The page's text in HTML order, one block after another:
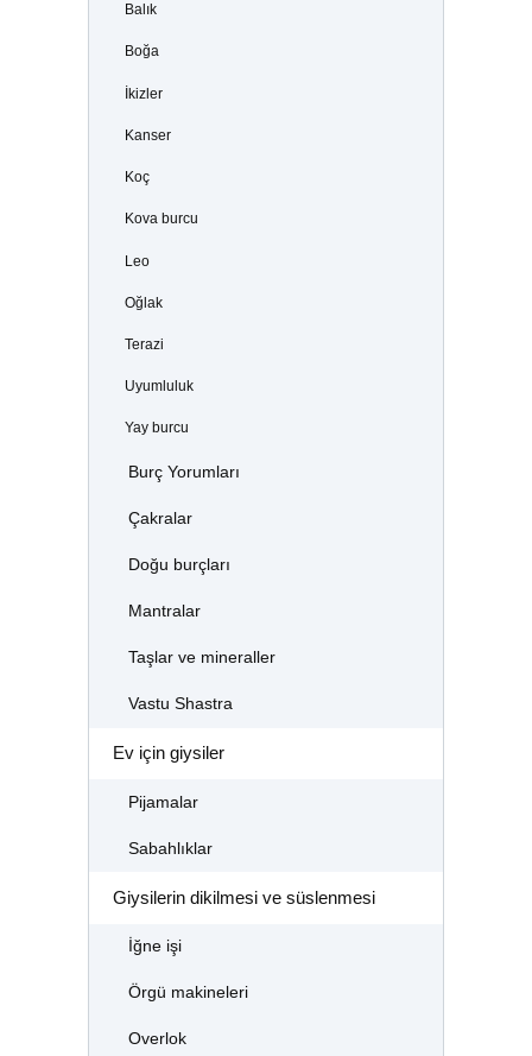
Balık
Boğa
İkizler
Kanser
Koç
Kova burcu
Leo
Oğlak
Terazi
Uyumluluk
Yay burcu
Burç Yorumları
Çakralar
Doğu burçları
Mantralar
Taşlar ve mineraller
Vastu Shastra
Ev için giysiler
Pijamalar
Sabahlıklar
Giysilerin dikilmesi ve süslenmesi
İğne işi
Örgü makineleri
Overlok